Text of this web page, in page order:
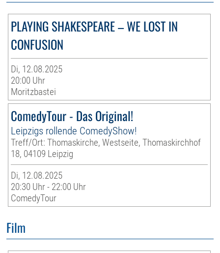
PLAYING SHAKESPEARE – WE LOST IN
CONFUSION
Di, 12.08.2025
20:00 Uhr
Moritzbastei
ComedyTour - Das Original!
Leipzigs rollende ComedyShow!
Treff/Ort: Thomaskirche, Westseite, Thomaskirchhof
18, 04109 Leipzig
Di, 12.08.2025
20:30 Uhr - 22:00 Uhr
ComedyTour
Film